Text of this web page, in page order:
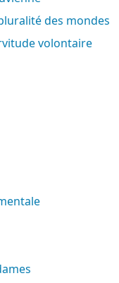
des mondes
volontaire